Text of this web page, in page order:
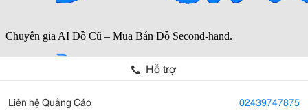
Hỗ trợ
Liên hệ Quảng Cáo 02439747875